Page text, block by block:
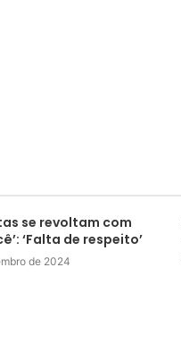
se revoltam com
‘Falta de respeito’
de 2024